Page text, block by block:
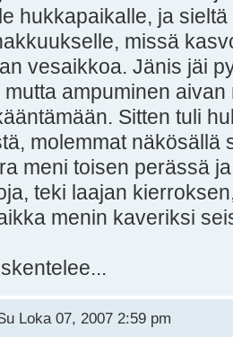
hukkapaikalle, ja
missä
vesaikkoa. Jänis jäi
ampuminen
Sitten tuli
molemmat näkösällä
meni toisen perässä
teki laajan
menin kaveriksi
Loka 07, 2007 2:59 pm